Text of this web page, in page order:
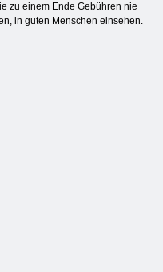
zu einem Ende Gebühren nie
in guten Menschen einsehen.